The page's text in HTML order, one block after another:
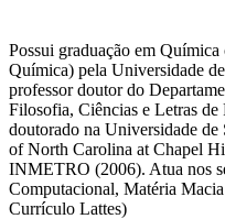
Possui graduação em
Química) pela Universidade
professor doutor do
Filosofia, Ciências e Letras
doutorado na Universidade
of North Carolina at Chapel
INMETRO (2006). Atua nos
Computacional, Matéria
Currículo Lattes)